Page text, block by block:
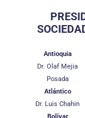
Antioquia
Dr. Olaf Mejia
Posada
Atlántico
Dr. Luis Chahin
Bolívar